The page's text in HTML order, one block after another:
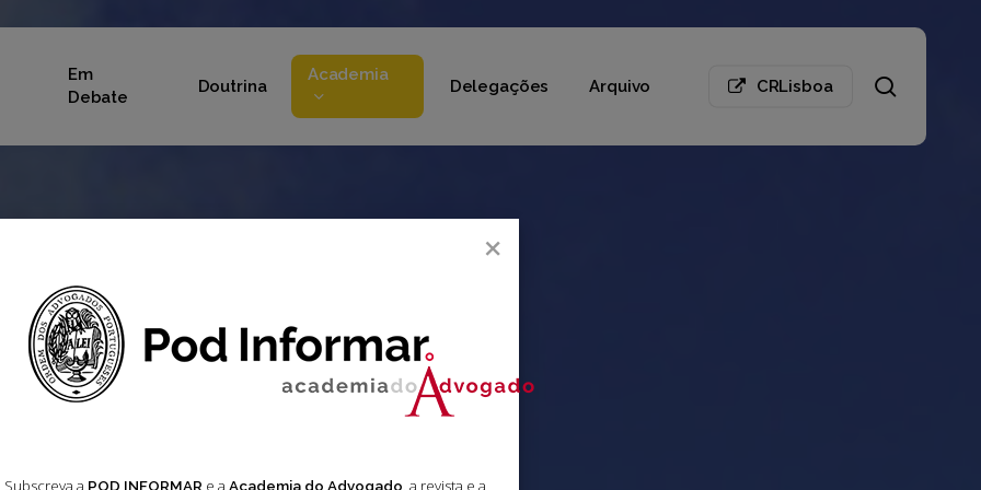
Em
Debate
Doutrina
Academia
Delegações Arquivo CRLisboa
×
Subscreva a POD INFORMAR e a Academia do Advogado , a revista e a